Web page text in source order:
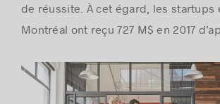
de réussite. À cet égard, les startups
Montréal ont reçu 727 M$ en 2017